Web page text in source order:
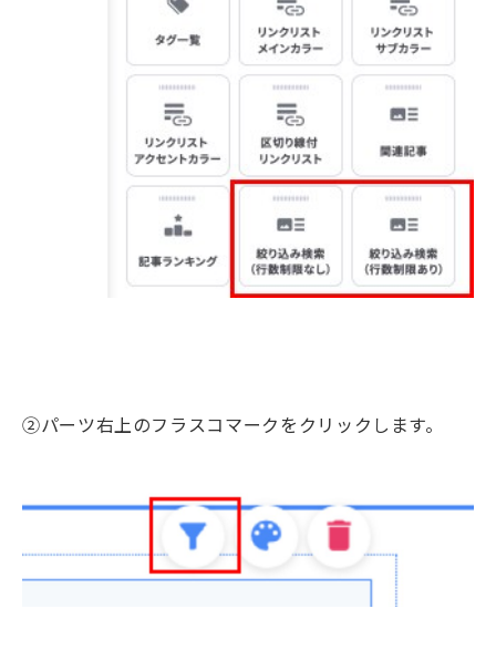
②パーツ右上のフラスコマークをクリックします。